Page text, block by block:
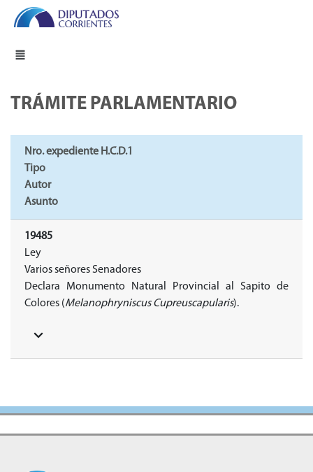
TRÁMITE PARLAMENTARIO
Nro. expediente H.C.D.1
Tipo
Autor
Asunto
19485
Ley
Varios señores Senadores
Declara Monumento Natural Provincial al Sapito de
Colores (Melanophryniscus Cupreuscapularis).